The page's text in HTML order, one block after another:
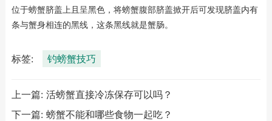
位于螃蟹脐盖上且呈黑色，将螃蟹腹部脐盖掀开后可发现脐盖内有
条与蟹身相连的黑线，这条黑线就是蟹肠。
标签: 钓螃蟹技巧
上一篇: 活螃蟹直接冷冻保存可以吗？
下一篇: 螃蟹不能和哪些食物一起吃？